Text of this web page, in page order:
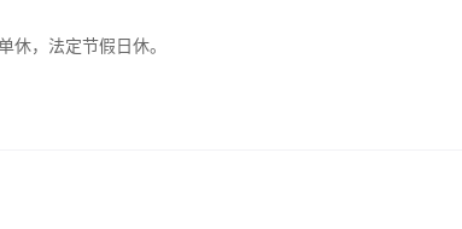
休，法定节假日休。